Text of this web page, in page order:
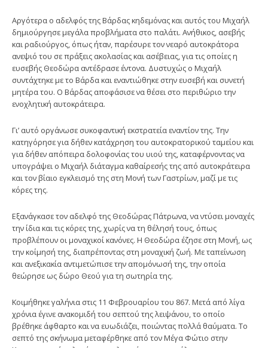
Αργότερα ο αδελφός της Βάρδας κηδεμόνας και αυτός του Μιχαήλ
δημιούργησε μεγάλα προβλήματα στο παλάτι. Ανήθικος, ασεβής
και ραδιούργος, όπως ήταν, παρέσυρε τον νεαρό αυτοκράτορα
ανεψιό του σε πράξεις ακολασίας και ασέβειας, για τις οποίες η
ευσεβής Θεοδώρα αντέδρασε έντονα. Δυστυχώς ο Μιχαήλ
συντάχτηκε με το Βάρδα και εναντιώθηκε στην ευσεβή και συνετή
μητέρα του. Ο Βάρδας αποφάσισε να θέσει στο περιθώριο την
ενοχλητική αυτοκράτειρα.
Γι’ αυτό οργάνωσε συκοφαντική εκστρατεία εναντίον της. Την
κατηγόρησε για δήθεν κατάχρηση του αυτοκρατορικού ταμείου και
για δήθεν απόπειρα δολοφονίας του υιού της, καταφέρνοντας να
υπογράψει ο Μιχαήλ διάταγμα καθαίρεσής της από αυτοκράτειρα
και τον βίαιο εγκλεισμό της στη Μονή των Γαστρίων, μαζί με τις
κόρες της.
Εξανάγκασε τον αδελφό της Θεοδώρας Πάτρωνα, να ντύσει μοναχές
την ίδια και τις κόρες της, χωρίς να τη θέλησή τους, όπως
προβλέπουν οι μοναχικοί κανόνες. Η Θεοδώρα έζησε στη Μονή, ως
την κοίμησή της, διαπρέποντας στη μοναχική ζωή. Με ταπείνωση
και ανεξικακία αντιμετώπισε την απομόνωσή της, την οποία
θεώρησε ως δώρο Θεού για τη σωτηρία της.
Κοιμήθηκε γαλήνια στις 11 Φεβρουαρίου του 867. Μετά από λίγα
χρόνια έγινε ανακομιδή του σεπτού της λειψάνου, το οποίο
βρέθηκε άφθαρτο και να ευωδιάζει, ποιώντας πολλά θαύματα. Το
σεπτό της σκήνωμα μεταφέρθηκε από τον Μέγα Φώτιο στην